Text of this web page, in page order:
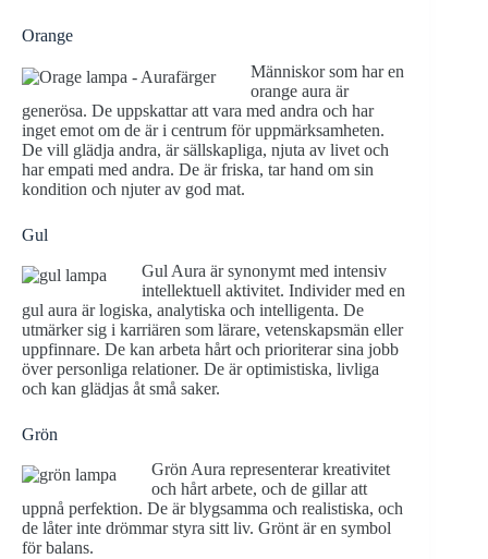
Orange
Människor som har en
orange aura är
generösa. De uppskattar att vara med andra och har
inget emot om de är i centrum för uppmärksamheten.
De vill glädja andra, är sällskapliga, njuta av livet och
har empati med andra. De är friska, tar hand om sin
kondition och njuter av god mat.
Gul
Gul Aura är synonymt med intensiv
intellektuell aktivitet. Individer med en
gul aura är logiska, analytiska och intelligenta. De
utmärker sig i karriären som lärare, vetenskapsmän eller
uppfinnare. De kan arbeta hårt och prioriterar sina jobb
över personliga relationer. De är optimistiska, livliga
och kan glädjas åt små saker.
Grön
Grön Aura representerar kreativitet
och hårt arbete, och de gillar att
uppnå perfektion. De är blygsamma och realistiska, och
de låter inte drömmar styra sitt liv. Grönt är en symbol
för balans.